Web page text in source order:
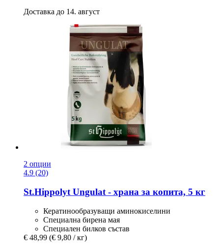
Доставка до 14. август
2 опции
4.9 (20)
St.Hippolyt Ungulat -​ храна за копита, 5 кг
Кератинообразуващи аминокиселини
Специална бирена мая
Специален билков състав
€ 48,99 (€ 9,80 / кг)